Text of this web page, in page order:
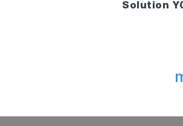
Solution